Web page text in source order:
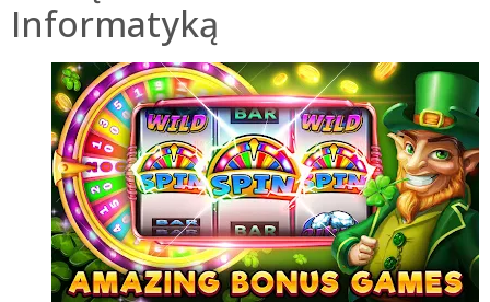
Informatyką